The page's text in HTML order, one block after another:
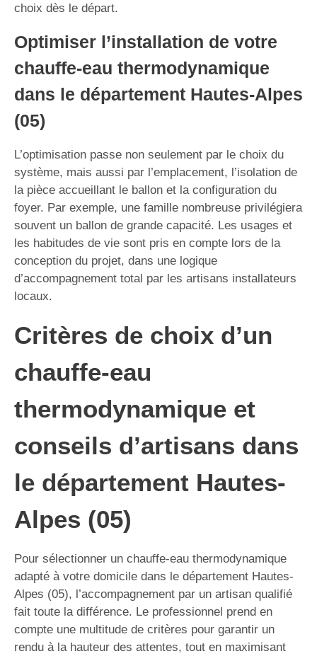
choix dès le départ.
Optimiser l’installation de votre
chauffe-eau thermodynamique
dans le département Hautes-Alpes
(05)
L’optimisation passe non seulement par le choix du
système, mais aussi par l’emplacement, l’isolation de
la pièce accueillant le ballon et la configuration du
foyer. Par exemple, une famille nombreuse privilégiera
souvent un ballon de grande capacité. Les usages et
les habitudes de vie sont pris en compte lors de la
conception du projet, dans une logique
d’accompagnement total par les artisans installateurs
locaux.
Critères de choix d’un
chauffe-eau
thermodynamique et
conseils d’artisans dans
le département Hautes-
Alpes (05)
Pour sélectionner un chauffe-eau thermodynamique
adapté à votre domicile dans le département Hautes-
Alpes (05), l’accompagnement par un artisan qualifié
fait toute la différence. Le professionnel prend en
compte une multitude de critères pour garantir un
rendu à la hauteur des attentes, tout en maximisant